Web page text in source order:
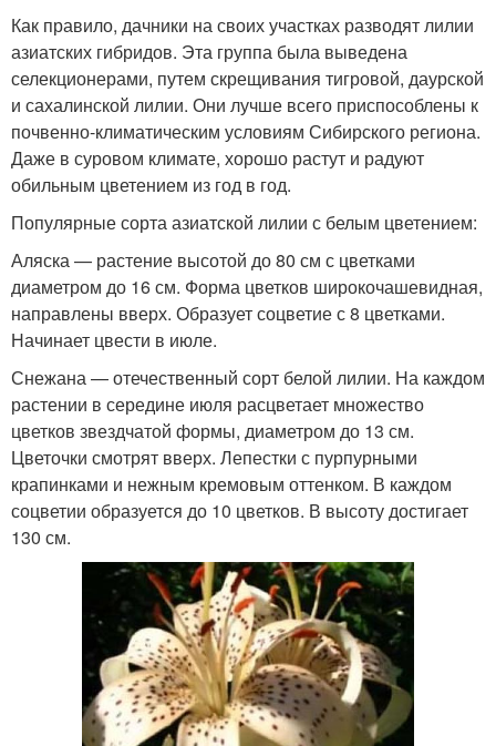
Как правило, дачники на своих участках разводят лилии
азиатских гибридов. Эта группа была выведена
селекционерами, путем скрещивания тигровой, даурской
и сахалинской лилии. Они лучше всего приспособлены к
почвенно-климатическим условиям Сибирского региона.
Даже в суровом климате, хорошо растут и радуют
обильным цветением из год в год.
Популярные сорта азиатской лилии с белым цветением:
Аляска — растение высотой до 80 см с цветками
диаметром до 16 см. Форма цветков широкочашевидная,
направлены вверх. Образует соцветие с 8 цветками.
Начинает цвести в июле.
Снежана — отечественный сорт белой лилии. На каждом
растении в середине июля расцветает множество
цветков звездчатой формы, диаметром до 13 см.
Цветочки смотрят вверх. Лепестки с пурпурными
крапинками и нежным кремовым оттенком. В каждом
соцветии образуется до 10 цветков. В высоту достигает
130 см.